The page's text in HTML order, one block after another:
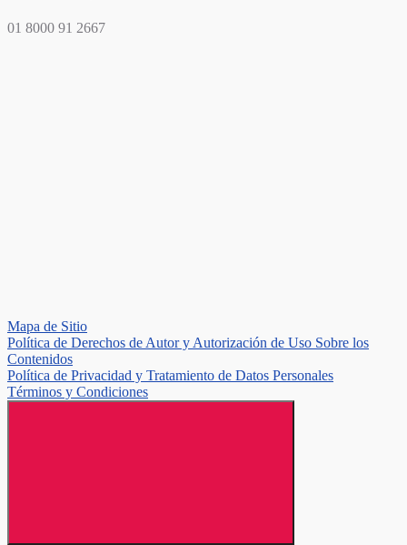
01 8000 91 2667
Mapa de Sitio
Política de Derechos de Autor y Autorización de Uso Sobre los
Contenidos
Política de Privacidad y Tratamiento de Datos Personales
Términos y Condiciones